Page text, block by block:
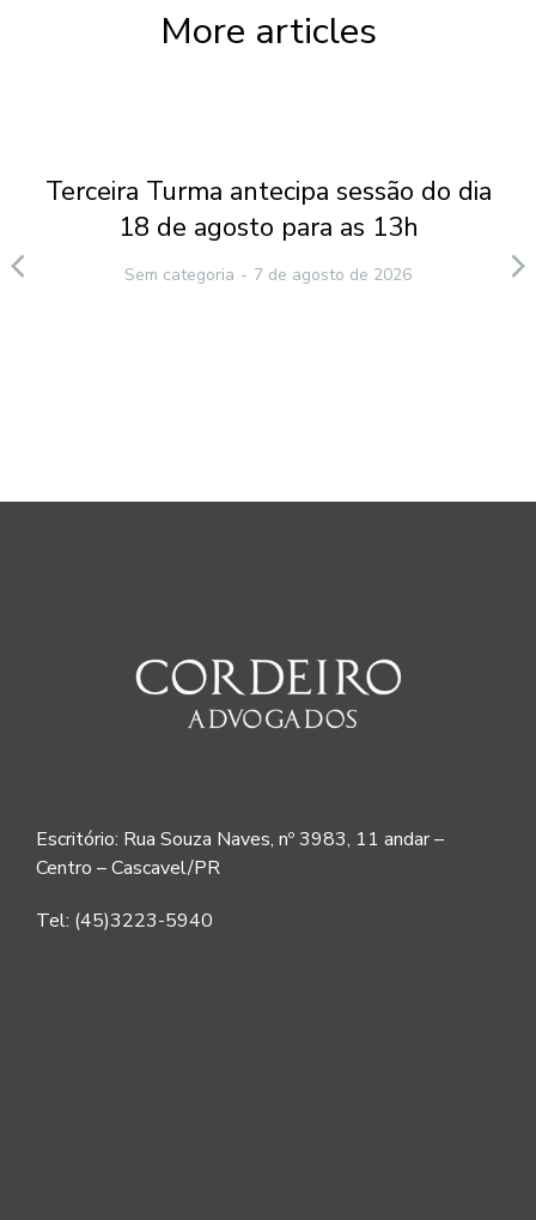
More articles
Terceira Turma antecipa sessão do dia
18 de agosto para as 13h
Sem categoria 7 de agosto de 2026
Escritório: Rua Souza Naves, nº 3983, 11 andar –
Centro – Cascavel/PR
Tel: (45)3223-5940